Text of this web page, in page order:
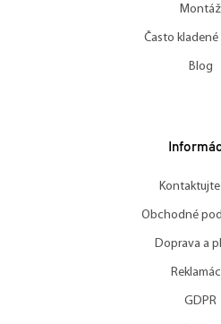
Montáž
Často
Blog
Kontaktujte
Obchodné
Doprava a
GDPR